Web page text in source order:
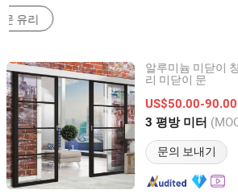
알루미늄 미닫이
리 미닫이 문
US$50.00-90.00
3 평방 미터
문의 보내기
Foshan Kesenbao Doors and Windows
Guangdong, China 이후